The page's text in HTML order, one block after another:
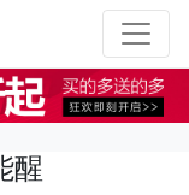
醒